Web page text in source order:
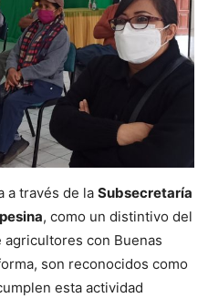
a través de la Subsecretaría
, como un distintivo del
con Buenas
son reconocidos como
esta actividad